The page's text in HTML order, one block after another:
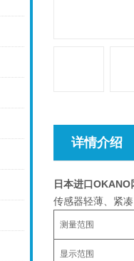
详情介绍
日本进口
传感器轻薄、紧
测量范围
显示范围